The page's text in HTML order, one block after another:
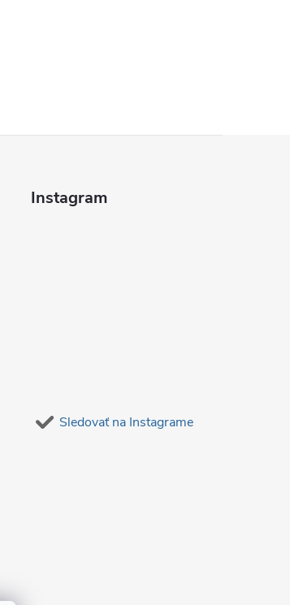
Instagram
Sledovať na Instagrame